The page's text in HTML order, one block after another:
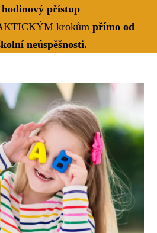
přístup
krokůmpřímo od
neúspěšnosti.